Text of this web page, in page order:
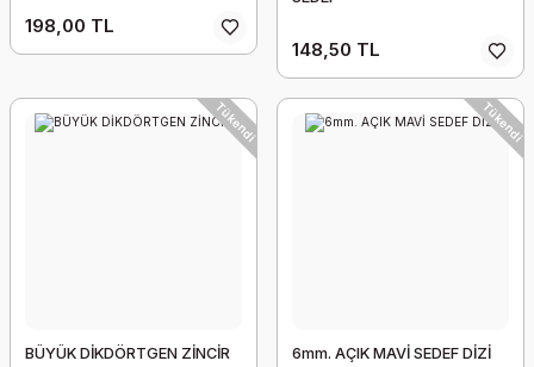
Tükendi
148,50 TL
198,00 TL
148,50 TL
Tükendi
BÜYÜK DİKDÖRTGEN ZİNCİR
Tükendi
6mm. AÇIK MAVİ SEDEF DİZİ